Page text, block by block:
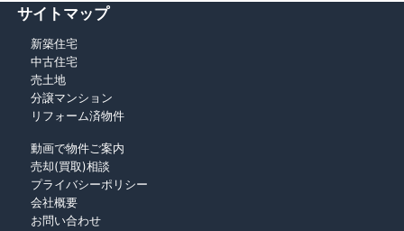
サイトマップ
新築住宅
中古住宅
売土地
分譲マンション
リフォーム済物件
動画で物件ご案内
売却(買取)相談
プライバシーポリシー
会社概要
お問い合わせ